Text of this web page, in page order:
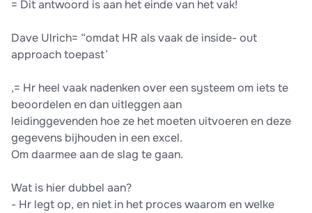
= Dit antwoord is aan het einde van het vak!
Dave Ulrich= “omdat HR als vaak de inside- out
approach toepast’
,= Hr heel vaak nadenken over een systeem om iets te
beoordelen en dan uitleggen aan
leidinggevenden hoe ze het moeten uitvoeren en deze
gegevens bijhouden in een excel.
Om daarmee aan de slag te gaan.
Wat is hier dubbel aan?
- Hr legt op, en niet in het proces waarom en welke